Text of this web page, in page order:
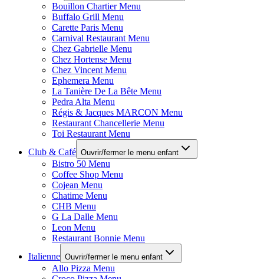
Bouillon Chartier Menu
Buffalo Grill Menu
Carette Paris Menu
Carnival Restaurant Menu
Chez Gabrielle Menu
Chez Hortense Menu
Chez Vincent Menu
Ephemera Menu
La Tanière De La Bête Menu
Pedra Alta Menu
Régis & Jacques MARCON Menu
Restaurant Chancellerie Menu
Toi Restaurant Menu
Club & Café Ouvrir/fermer le menu enfant
Bistro 50 Menu
Coffee Shop Menu
Cojean Menu
Chatime Menu
CHB Menu
G La Dalle Menu
Leon Menu
Restaurant Bonnie Menu
Italienne Ouvrir/fermer le menu enfant
Allo Pizza Menu